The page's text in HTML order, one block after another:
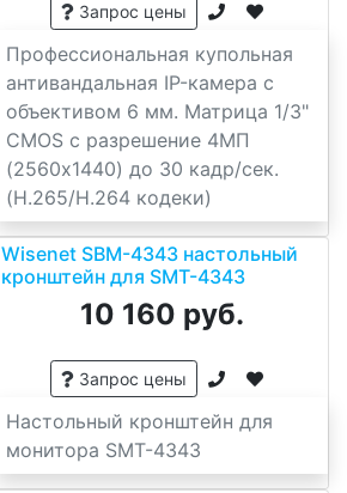
Запрос цены
Профессиональная купольная
антивандальная IP-камера с
объективом 6 мм. Матрица 1/3"
CMOS с разрешение 4МП
(2560x1440) до 30 кадр/сек.
(H.265/H.264 кодеки)
Wisenet SBM-4343 настольный
кронштейн для SMT-4343
10 160 руб.
Запрос цены
Настольный кронштейн для
монитора SMT-4343